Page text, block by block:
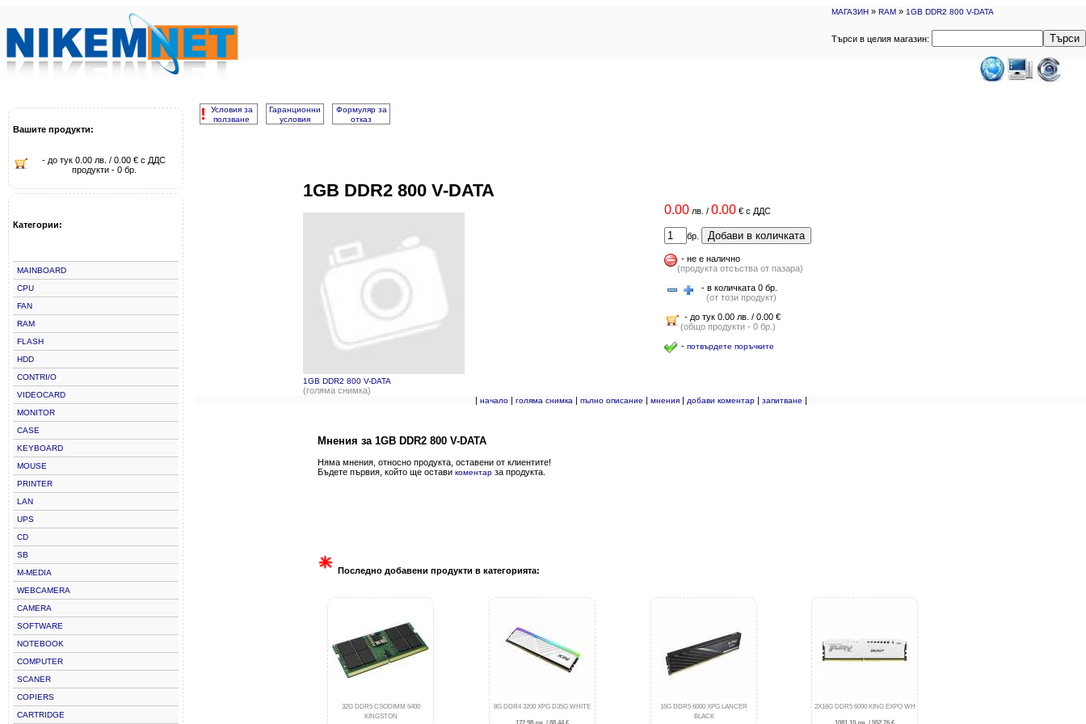
МАГАЗИН » RAM » 1GB DDR2 800 V-DATA
Търси в целия магазин: Търси
Вашите продукти:
- до тук 0.00 лв. / 0.00 € с ДДС
продукти - 0 бр.
Категории:
MAINBOARD
CPU
FAN
RAM
FLASH
HDD
CONTRI/O
VIDEOCARD
MONITOR
CASE
KEYBOARD
MOUSE
PRINTER
LAN
UPS
CD
SB
M-MEDIA
WEBCAMERA
CAMERA
SOFTWARE
NOTEBOOK
COMPUTER
SCANER
COPIERS
CARTRIDGE
!
Условия за
ползване
Гаранционни
условия
Формуляр за
отказ
1GB DDR2 800 V-DATA
1GB DDR2 800 V-DATA
(голяма снимка)
0.00 лв. / 0.00 €с ДДС
бр. Добави в количката
- не е налично
(продукта отсъства от пазара)
- в количката 0 бр.
(от този продукт)
- до тук 0.00 лв. / 0.00 €
(общо продукти - 0 бр.)
- потвърдете поръчките
| начало| голяма снимка | пълно описание | мнения| добави коментар| запитване |
Мнения за 1GB DDR2 800 V-DATA
Няма мнения, относно продукта, оставени от клиентите!
Бъдете първия, който ще остави коментар за продукта.
Последно добавени продукти в категорията:
32G DDR5 CSODIMM 6400
KINGSTON
8G DDR4 3200 XPG D35G WHITE
172.98 лв. / 88.44 €
16G DDR5 6000 XPG LANCER
BLACK
2X16G DDR5 6000 KING EXPO WH
1081.10 лв. / 552.76 €